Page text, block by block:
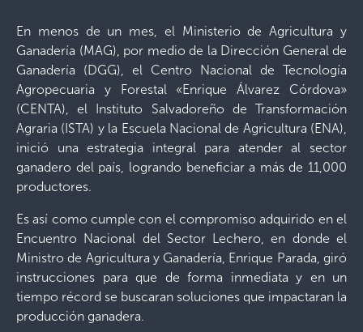
En menos de un mes, el Ministerio de Agricultura y
Ganadería (MAG), por medio de la Dirección General de
Ganadería (DGG), el Centro Nacional de Tecnología
Agropecuaria y Forestal «Enrique Álvarez Córdova»
(CENTA), el Instituto Salvadoreño de Transformación
Agraria (ISTA) y la Escuela Nacional de Agricultura (ENA),
inició una estrategia integral para atender al sector
ganadero del país, logrando beneficiar a más de 11,000
productores.
Es así como cumple con el compromiso adquirido en el
Encuentro Nacional del Sector Lechero, en donde el
Ministro de Agricultura y Ganadería, Enrique Parada, giró
instrucciones para que de forma inmediata y en un
tiempo récord se buscaran soluciones que impactaran la
producción ganadera.